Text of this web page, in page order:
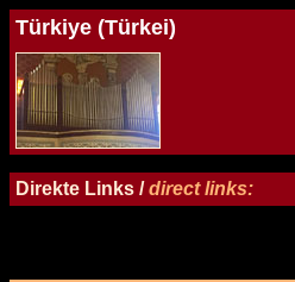
Türkiye (Türkei)
Direkte Links /direct links: